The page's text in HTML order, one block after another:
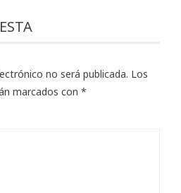
no será publicada. Los
marcados con *